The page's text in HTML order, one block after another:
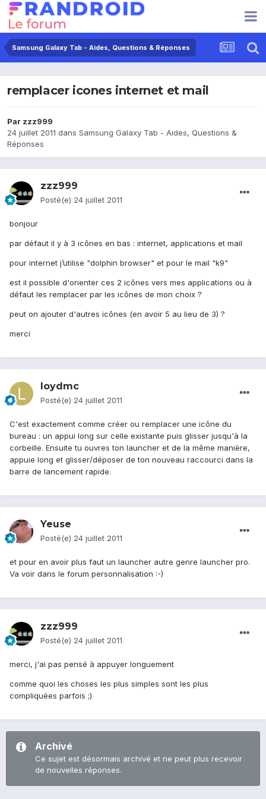
Samsung Galaxy Tab - Aides, Questions & Réponses
remplacer icones internet et mail
Par zzz999
24 juillet 2011 dans Samsung Galaxy Tab - Aides, Questions &
Réponses
zzz999
Posté(e) 24 juillet 2011
bonjour
par défaut il y à 3 icônes en bas : internet, applications et mail
pour internet j’utilise "dolphin browser" et pour le mail "k9"
est il possible d'orienter ces 2 icônes vers mes applications ou à
défaut les remplacer par les icônes de mon choix ?
peut on ajouter d'autres icônes (en avoir 5 au lieu de 3) ?
merci
loydmc
Posté(e) 24 juillet 2011
C'est exactement comme créer ou remplacer une icône du
bureau : un appui long sur celle existante puis glisser jusqu'à la
corbeille. Ensuite tu ouvres ton launcher et de la même manière,
appuie long et glisser/déposer de ton nouveau raccourci dans la
barre de lancement rapide.
Yeuse
Posté(e) 24 juillet 2011
et pour en avoir plus faut un launcher autre genre launcher pro.
Va voir dans le forum personnalisation :-)
zzz999
Posté(e) 24 juillet 2011
merci, j'ai pas pensé à appuyer longuement
comme quoi les choses les plus simples sont les plus
compliquées parfois ;)
Archivé
Ce sujet est désormais archivé et ne peut plus recevoir
de nouvelles réponses.